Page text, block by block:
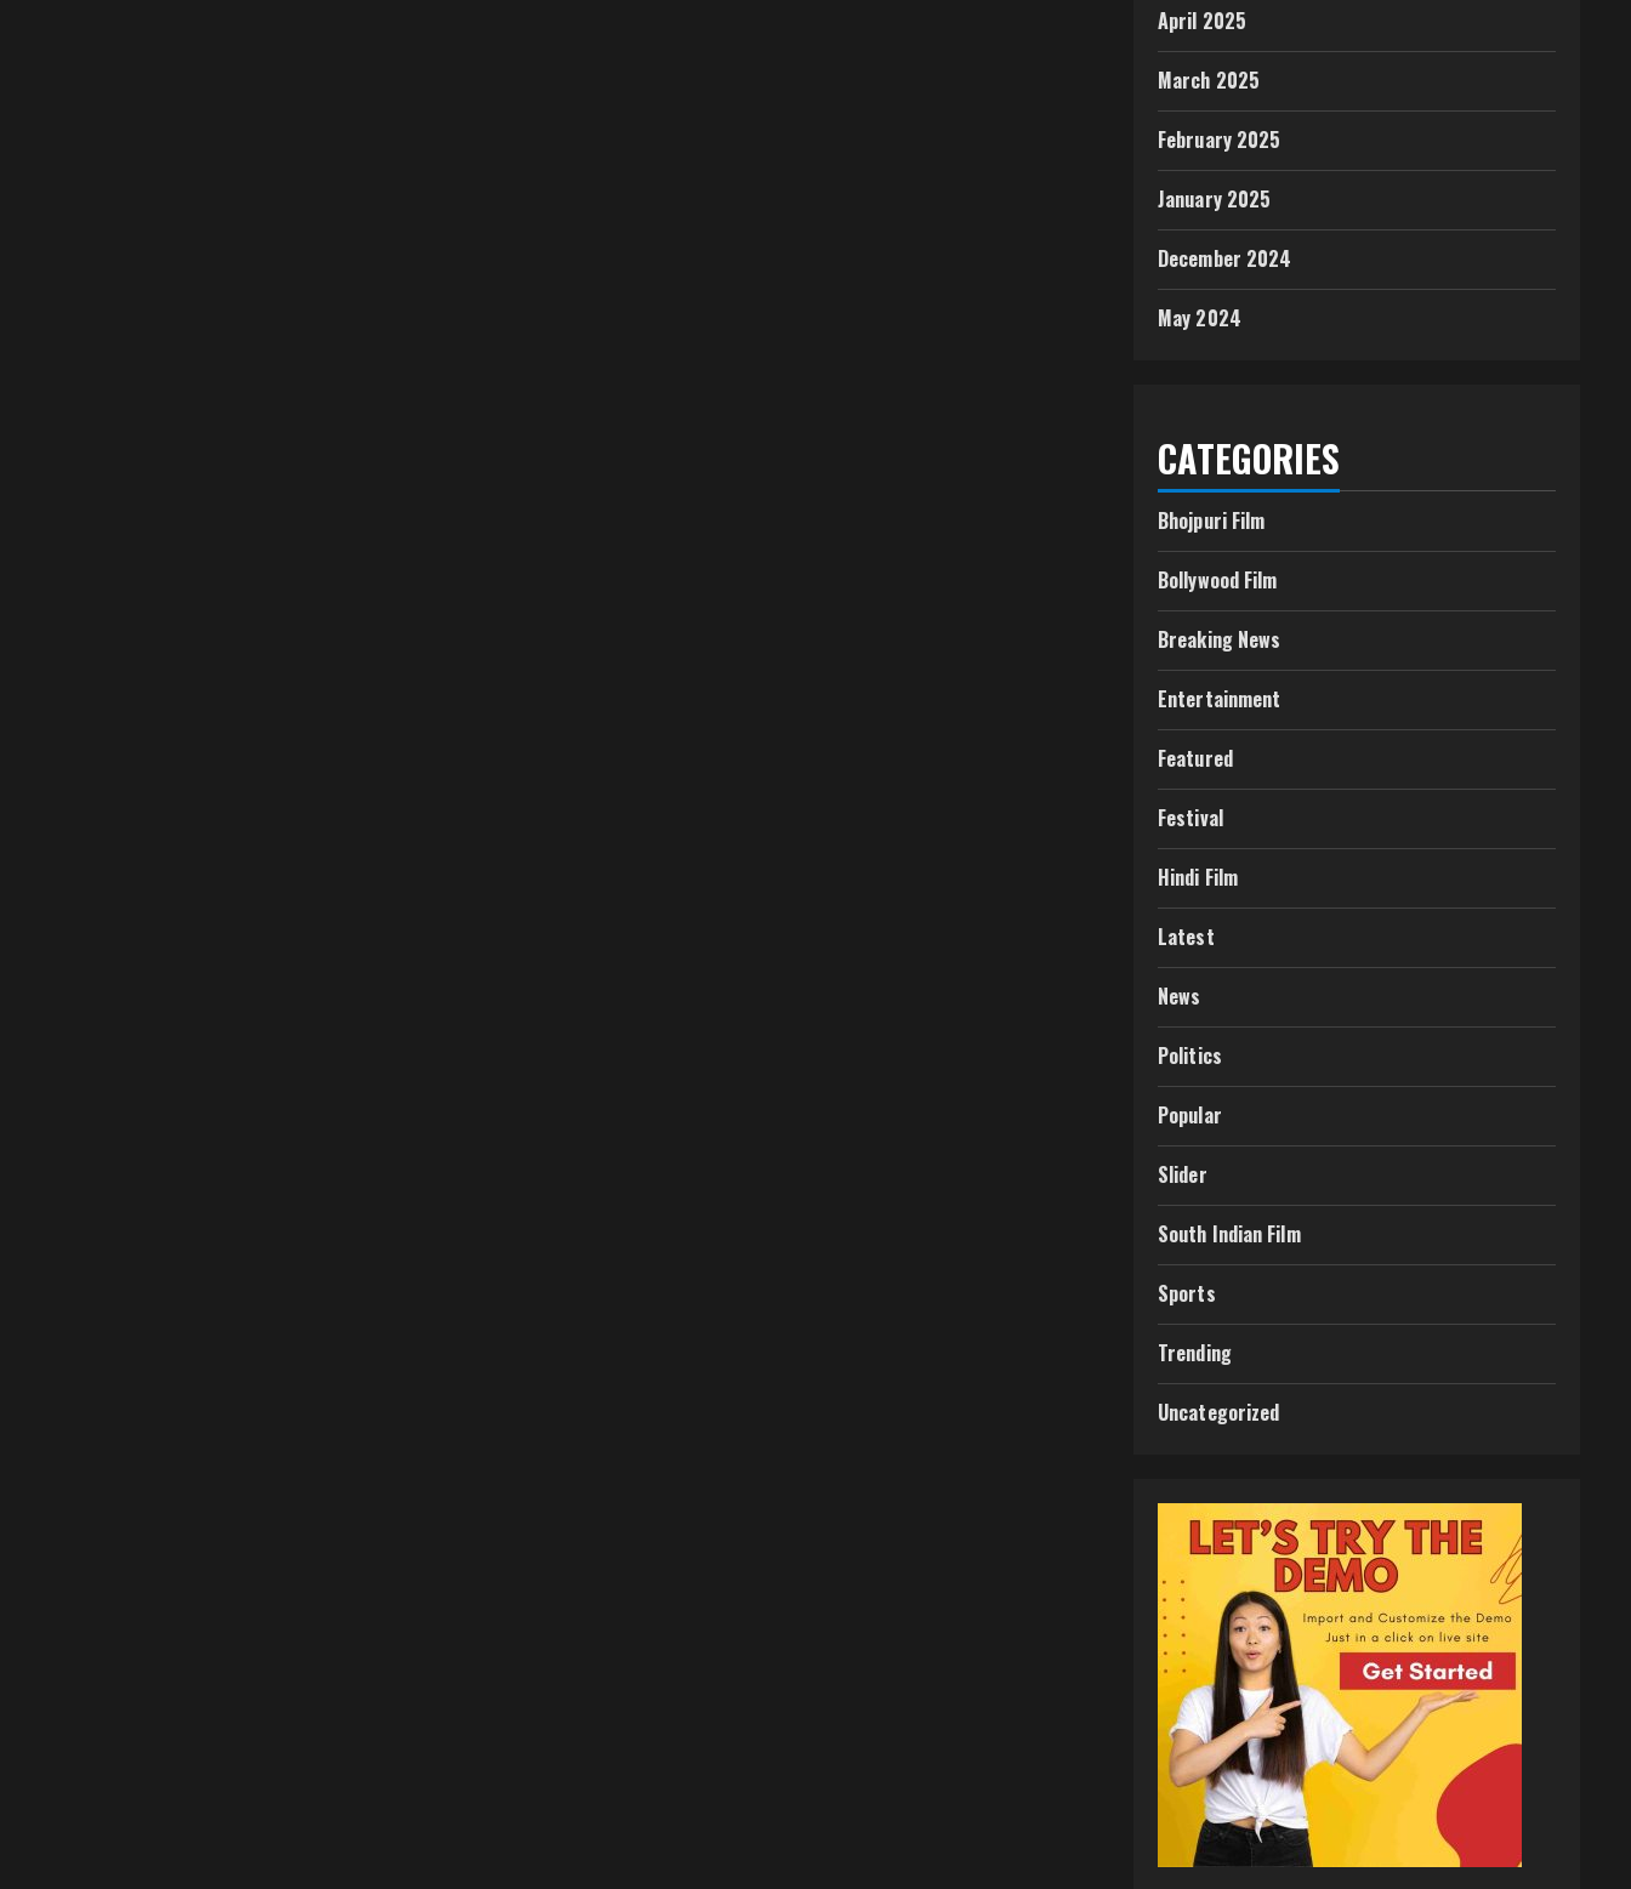
April 2025
March 2025
February 2025
January 2025
December 2024
May 2024
CATEGORIES
Bhojpuri Film
Bollywood Film
Breaking News
Entertainment
Featured
Festival
Hindi Film
Latest
News
Politics
Popular
Slider
South Indian Film
Sports
Trending
Uncategorized